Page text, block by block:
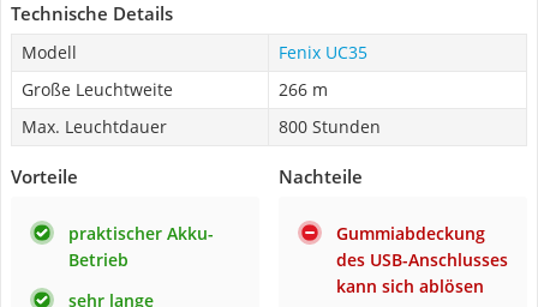
Technische Details
Modell
Fenix UC35
Große Leuchtweite
266 m
Max. Leuchtdauer
800 Stunden
Vorteile
praktischer Akku-
Betrieb
sehr lange
Nachteile
Gummiabdeckung
des USB-Anschlusses
kann sich ablösen